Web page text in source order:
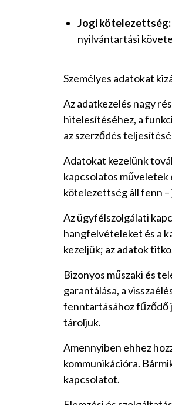
Jogi kötelezettség:
nyilvántartási
Személyes adatokat
Az adatkezelés nagy
hitelesítéséhez, a
az szerződés
Adatokat kezelünk
kapcsolatos műveletek
kötelezettség áll fenn
Az ügyfélszolgálati
hangfelvételeket és a
kezeljük; az adatok
Bizonyos műszaki és
garantálása, a
fenntartásához fűződő
tároljuk.
Amennyiben ehhez
kommunikációra.
kapcsolatot.